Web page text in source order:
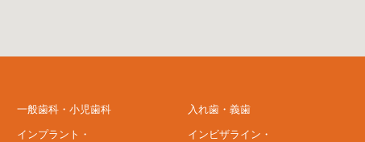
一般歯科・小児歯科
インプラント・
入れ歯・義歯
インビザライン・